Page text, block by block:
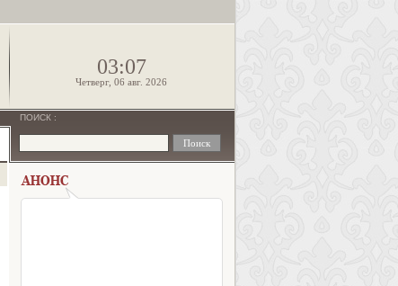
03:07
Четверг, 06 авг. 2026
ПОИСК :